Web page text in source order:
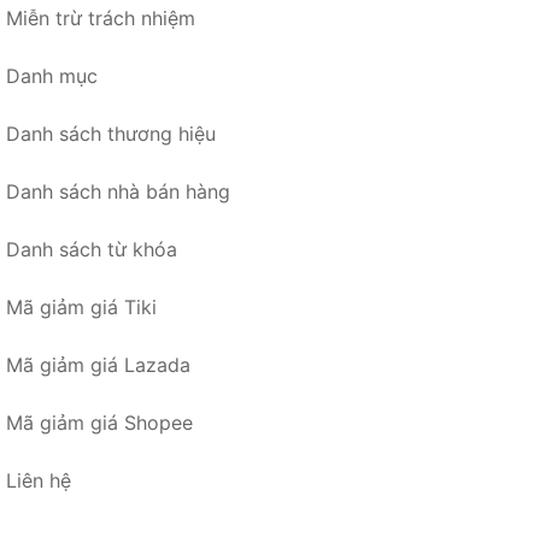
Miễn trừ trách nhiệm
Danh mục
Danh sách thương hiệu
Danh sách nhà bán hàng
Danh sách từ khóa
Mã giảm giá Tiki
Mã giảm giá Lazada
Mã giảm giá Shopee
Liên hệ